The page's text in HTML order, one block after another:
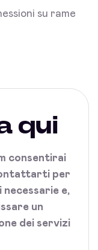
su rame
qui
consentirai
per
e,
un
dei servizi